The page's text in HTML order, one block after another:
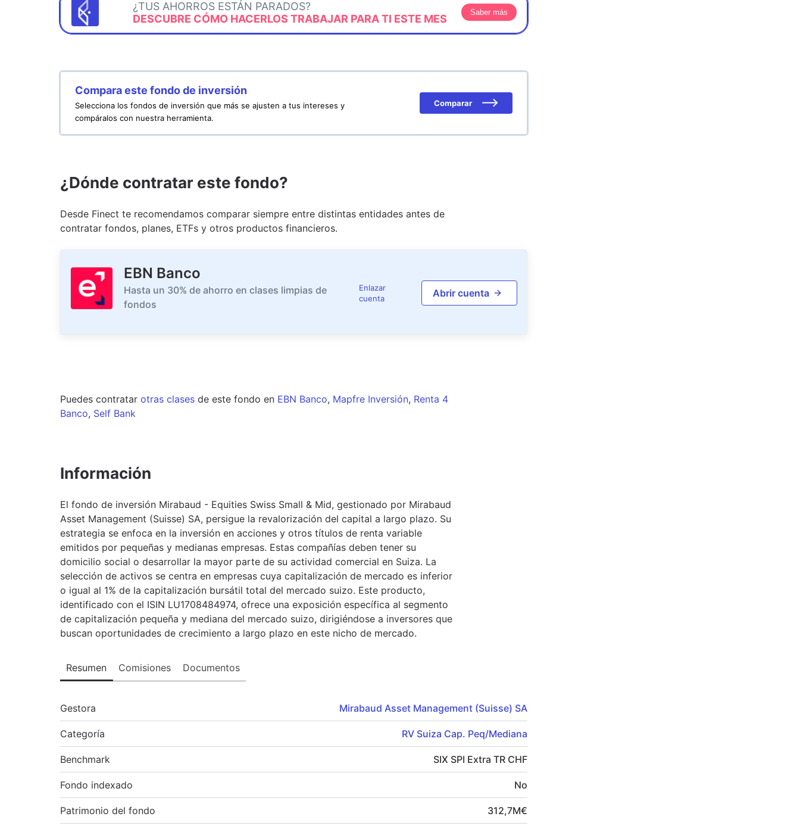
¿TUS AHORROS ESTÁN PARADOS?
DESCUBRE CÓMO HACERLOS TRABAJAR PARA TI ESTE MES
Saber más
Compara este fondo de inversión
Selecciona los fondos de inversión que más se ajusten a tus intereses y
compáralos con nuestra herramienta.
Comparar
¿Dónde contratar este fondo?
Desde Finect te recomendamos comparar siempre entre distintas entidades antes de
contratar fondos, planes, ETFs y otros productos financieros.
EBN Banco
Hasta un 30% de ahorro en clases limpias de
fondos
Enlazar
cuenta
Abrir cuenta
Puedes contratar otras clases de este fondo en EBN Banco, Mapfre Inversión, Renta 4
Banco, Self Bank
Información
El fondo de inversión Mirabaud - Equities Swiss Small & Mid, gestionado por Mirabaud
Asset Management (Suisse) SA, persigue la revalorización del capital a largo plazo. Su
estrategia se enfoca en la inversión en acciones y otros títulos de renta variable
emitidos por pequeñas y medianas empresas. Estas compañías deben tener su
domicilio social o desarrollar la mayor parte de su actividad comercial en Suiza. La
selección de activos se centra en empresas cuya capitalización de mercado es inferior
o igual al 1% de la capitalización bursátil total del mercado suizo. Este producto,
identificado con el ISIN LU1708484974, ofrece una exposición específica al segmento
de capitalización pequeña y mediana del mercado suizo, dirigiéndose a inversores que
buscan oportunidades de crecimiento a largo plazo en este nicho de mercado.
Resumen Comisiones Documentos
Gestora Mirabaud Asset Management (Suisse) SA
Categoría RV Suiza Cap. Peq/Mediana
Benchmark SIX SPI Extra TR CHF
Fondo indexado No
Patrimonio del fondo 312,7M€